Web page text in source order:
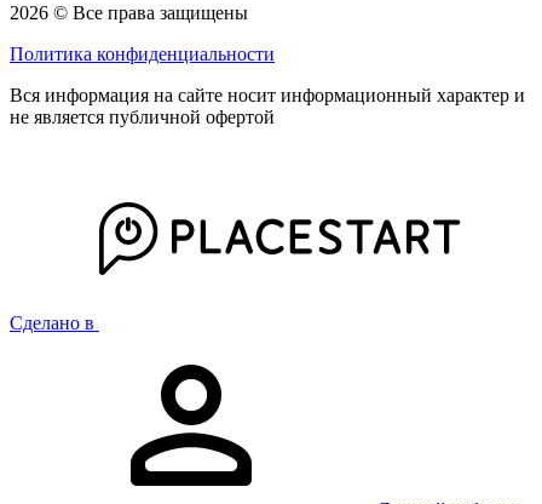
2026 © Все права защищены
Политика конфиденциальности
Вся информация на сайте носит информационный характер и
не является публичной офертой
Сделано в